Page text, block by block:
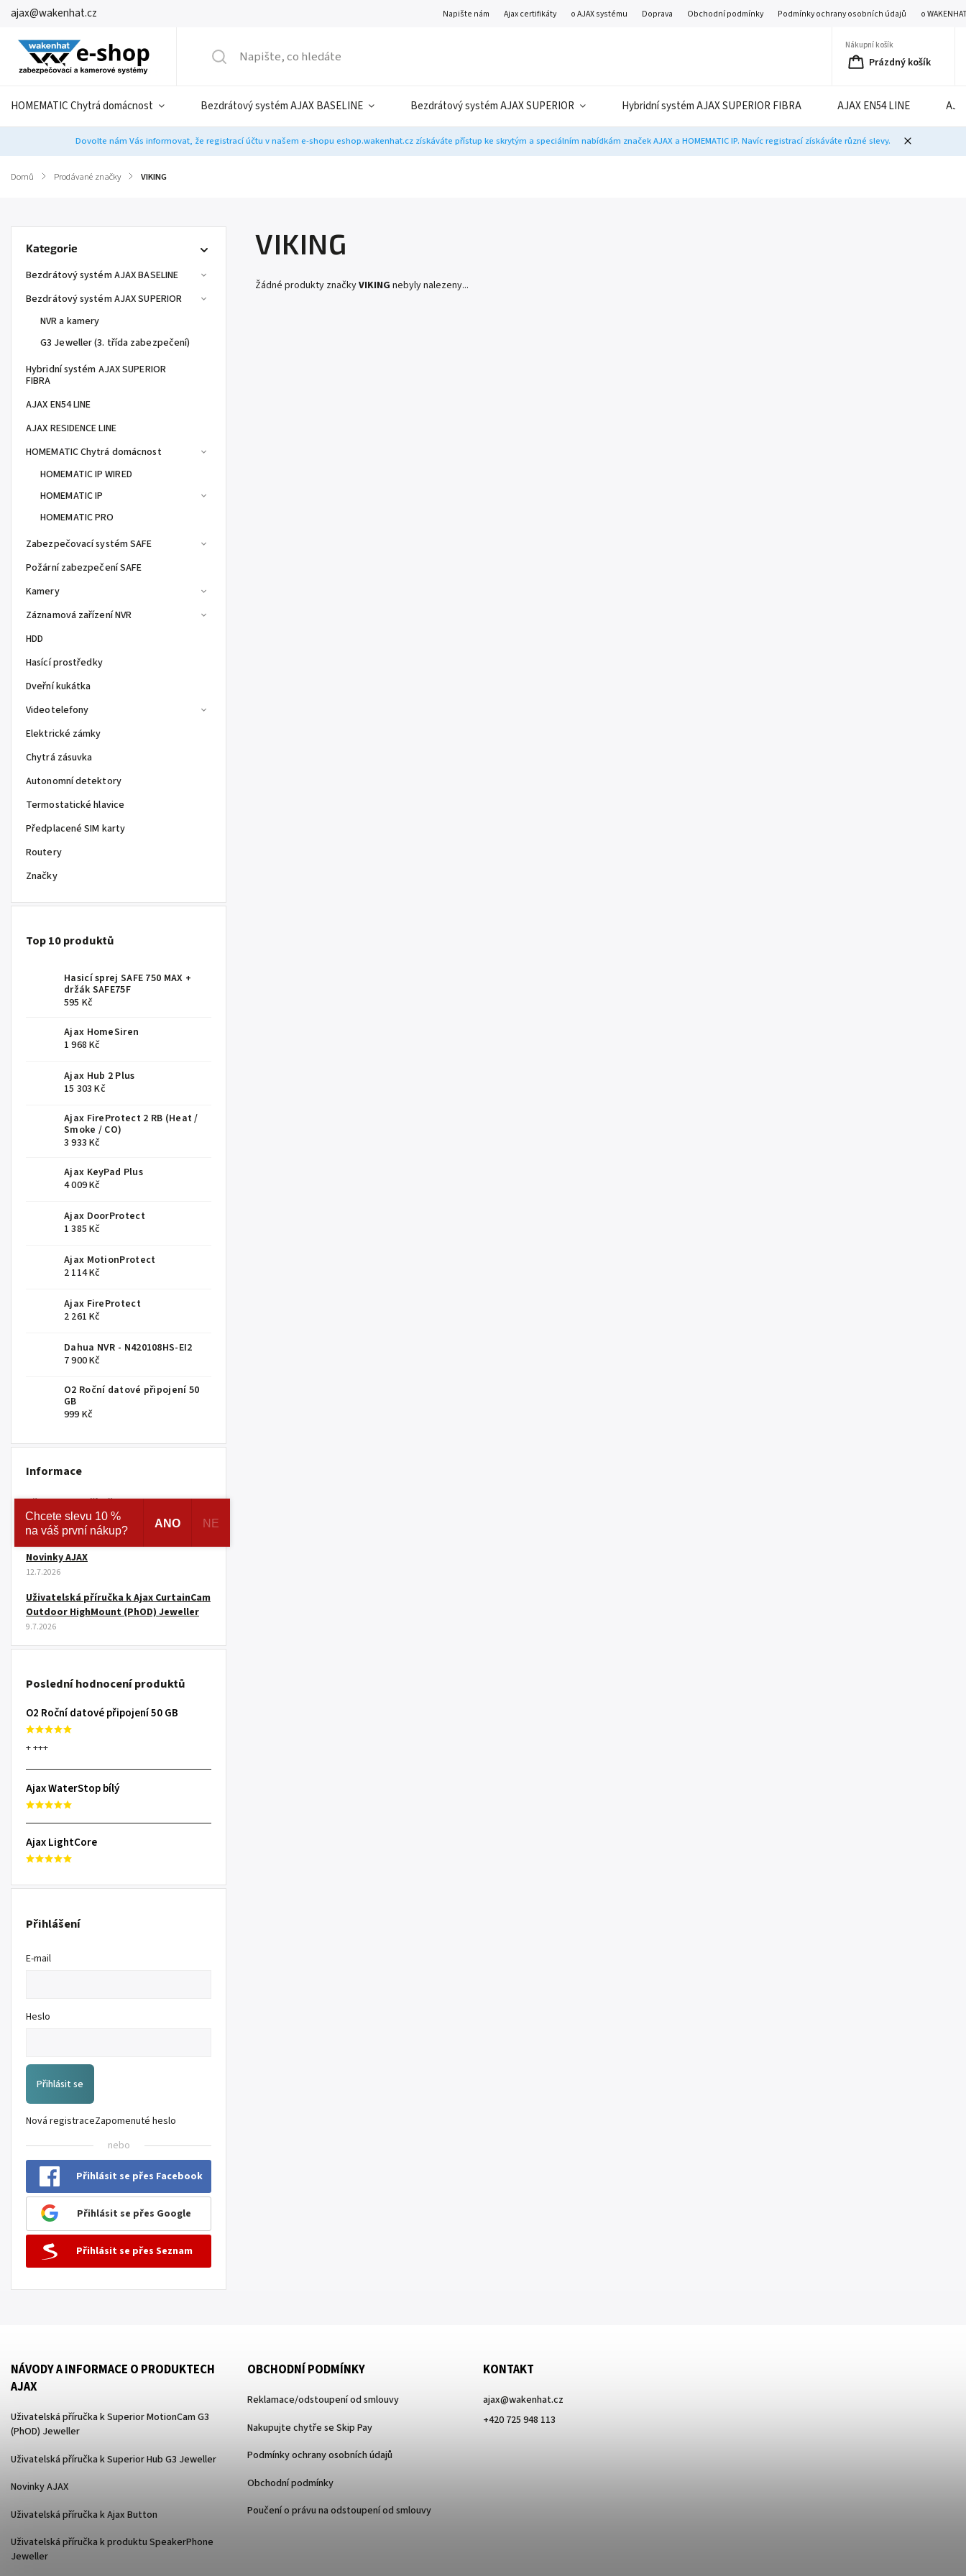
ajax@wakenhat.cz Napište nám Ajax certifikáty o AJAX systému Doprava Obchodní podmínky Podmínky ochrany osobních údajů o
Nákupní košík
Prázdný košík
HOMEMATIC Chytrá domácnost Bezdrátový systém AJAX BASELINE Bezdrátový systém AJAX SUPERIOR Hybridní systém AJAX SUPERIOR FIBRA AJAX EN54 LINE
Dovolte nám Vás informovat, že registrací účtu v našem e-shopu eshop.wakenhat.cz získáváte přístup ke skrytým a speciálním nabídkám značek AJAX a HOMEMATIC IP. Navíc registrací získáváte různé slevy.
Domů / Prodávané značky / VIKING
Kategorie
Bezdrátový systém AJAX BASELINE
Bezdrátový systém AJAX SUPERIOR
NVR a kamery
G3 Jeweller (3. třída zabezpečení)
Hybridní systém AJAX SUPERIOR
FIBRA
AJAX EN54 LINE
AJAX RESIDENCE LINE
HOMEMATIC Chytrá domácnost
HOMEMATIC IP WIRED
HOMEMATIC IP
HOMEMATIC PRO
Zabezpečovací systém SAFE
Požární zabezpečení SAFE
Kamery
Záznamová zařízení NVR
HDD
Hasící prostředky
Dveřní kukátka
Videotelefony
Elektrické zámky
Chytrá zásuvka
Autonomní detektory
Termostatické hlavice
Předplacené SIM karty
Routery
Značky
Top 10 produktů
Hasicí sprej SAFE 750 MAX +
držák SAFE75F
595 Kč
Ajax HomeSiren
1 968 Kč
Ajax Hub 2 Plus
15 303 Kč
Ajax FireProtect 2 RB (Heat /
Smoke / CO)
3 933 Kč
Ajax KeyPad Plus
4 009 Kč
Ajax DoorProtect
1 385 Kč
Ajax MotionProtect
2 114 Kč
Ajax FireProtect
2 261 Kč
Dahua NVR - N420108HS-EI2
7 900 Kč
O2 Roční datové připojení 50
GB
999 Kč
Informace
Uživatelská příručka k Superior Hub G3
Jeweller
28.7.2026
Novinky AJAX
12.7.2026
Uživatelská příručka k Ajax CurtainCam
Outdoor HighMount (PhOD) Jeweller
9.7.2026
Poslední hodnocení produktů
O2 Roční datové připojení 50 GB
+ +++
Ajax WaterStop bílý
Ajax LightCore
Přihlášení
E-mail
Heslo
Přihlásit se
Nová registraceZapomenuté heslo
nebo
Přihlásit se přes Facebook
Přihlásit se přes Google
Přihlásit se přes Seznam
VIKING
Žádné produkty značkyVIKING nebyly nalezeny...
NÁVODY A INFORMACE O PRODUKTECH
AJAX
Uživatelská příručka k Superior MotionCam G3
(PhOD) Jeweller
Uživatelská příručka k Superior Hub G3 Jeweller
Novinky AJAX
Uživatelská příručka k Ajax Button
Uživatelská příručka k produktu SpeakerPhone
Jeweller
OBCHODNÍ PODMÍNKY
Reklamace/odstoupení od smlouvy
Nakupujte chytře se Skip Pay
Podmínky ochrany osobních údajů
Obchodní podmínky
Poučení o právu na odstoupení od smlouvy
KONTAKT
ajax@wakenhat.cz
+420 725 948 113
Chcete slevu 10 %
na váš první nákup?
ANO NE